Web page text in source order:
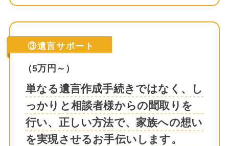
③遺言サポート
（5万円～）
単なる遺言作成手続きではなく、し
っかりと相談者様からの聞取りを
行い、正しい方法で、家族への想い
を実現させるお手伝いします。